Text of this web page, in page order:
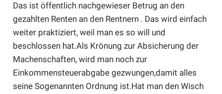
Das ist öffentlich nachgewieser Betrug an den
gezahlten Renten an den Rentnern . Das wird einfach
weiter praktiziert, weil man es so will und
beschlossen hat.Als Krönung zur Absicherung der
Machenschaften, wird man noch zur
Einkommensteuerabgabe gezwungen,damit alles
seine Sogenannten Ordnung ist.Hat man den Wisch